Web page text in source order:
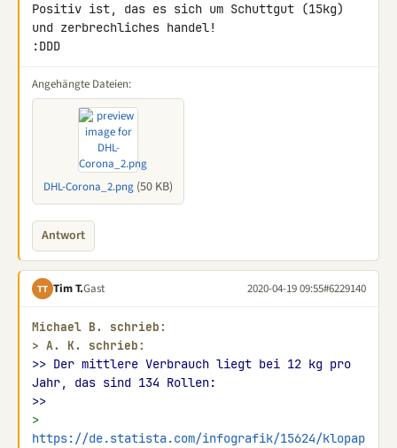
Positiv ist, das es sich um Schuttgut (15kg)
und zerbrechliches handel!
:DDD
Angehängte Dateien:
DHL-Corona_2.png (50 KB)
Antwort
TT Tim T.Gast 2020-04-19 09:55#6229140
Michael B. schrieb:
> A. K. schrieb:
>> Der mittlere Verbrauch liegt bei 12 kg pro
Jahr, das sind 134 Rollen:
>>
>
https://de.statista.com/infografik/15624/klopap